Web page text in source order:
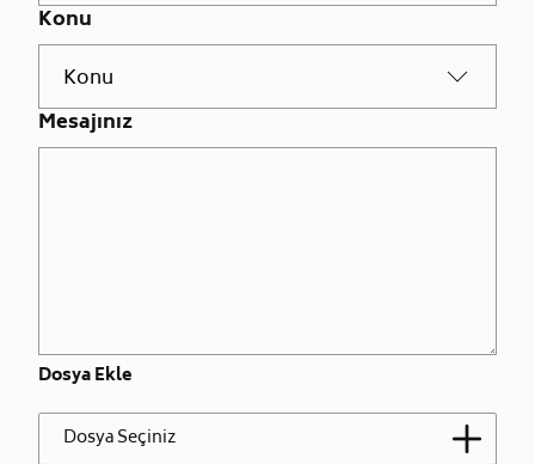
Konu
Mesajınız
Dosya Ekle
Dosya Seçiniz